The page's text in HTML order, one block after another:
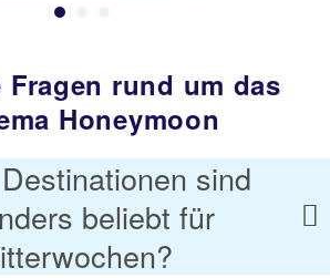
Fragen rund um das
Honeymoon
sind
beliebt für